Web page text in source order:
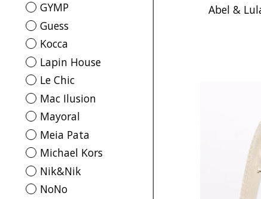
GYMP
Guess
Kocca
Lapin House
Le Chic
Mac Ilusion
Mayoral
Meia Pata
Michael Kors
Nik&Nik
NoNo
Abel &